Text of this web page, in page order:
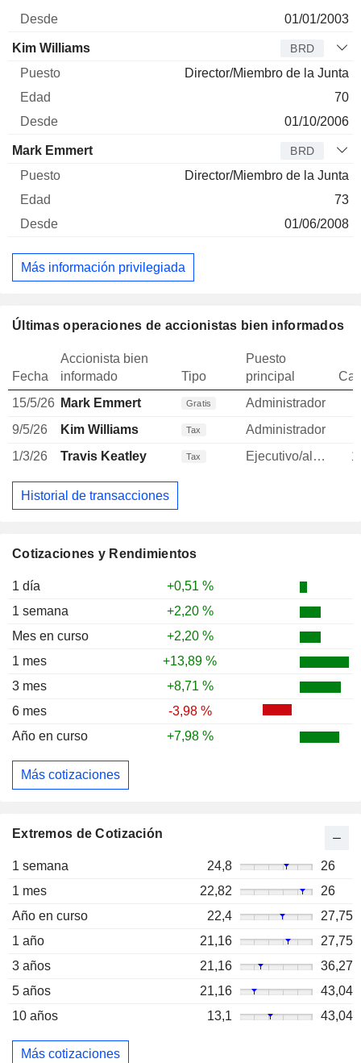
Cotizaciones y Rendimientos
1 día
+0,51 %
1 semana
+2,20 %
Mes en curso
+2,20 %
1 mes
+13,89 %
3 mes
+8,71 %
6 mes
-3,98 %
Año en curso
+7,98 %
Más cotizaciones
Extremos de Cotización
1 semana 24,8
26
1 mes
22,82
26
Año en curso
22,4
27,75
1 año
21,16
27,75
3 años
21,16
36,27
5 años
21,16
43,04
10 años
13,1 43,04
Más cotizaciones
01/01/2003
Kim Williams BRD
Director/Miembro de la Junta
70
01/10/2006
Mark Emmert BRD
Director/Miembro de la Junta
73
01/06/2008
Más información privilegiada
Últimas operaciones de accionistas bien informados
Fecha
Accionista bien
informado
Tipo
Puesto
principal
15/5/26 Mark Emmert Gratis Administrador
9/5/26
Kim Williams Tax
Administrador
1/3/26
Travis Keatley Tax Ejecutivo/alto directivo
Historial de transacciones